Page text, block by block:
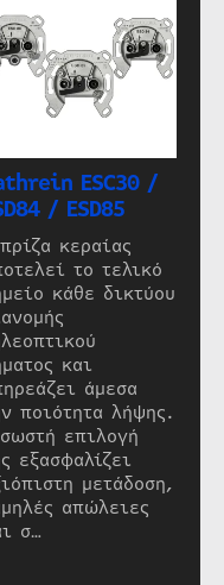
ESC30 /
/ ESD85
κεραίας
το τελικό
κάθε δικτύου
και
άμεσα
ποιότητα λήψης.
επιλογή
εξασφαλίζει
μετάδοση,
απώλειες
σ…